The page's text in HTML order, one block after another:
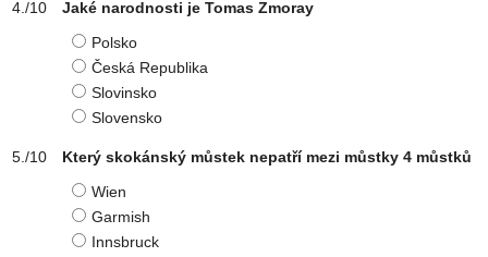
Jaké narodnosti je Tomas Zmoray
Polsko
Česká Republika
Slovinsko
Slovensko
Který skokánský můstek nepatří mezi můstky 4 můstků
Wien
Garmish
Innsbruck